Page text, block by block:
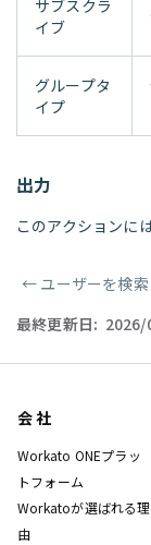
サブスクラ
イブ
グループタ
イプ
出力
このアクションに
ページャー
← ユーザーを検索
最終更新日: 2026/
会社
Workato ONEプラッ
トフォーム
Workatoが選ばれる理
由